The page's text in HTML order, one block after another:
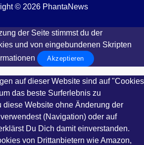
© 2026 PhantaNews
der Seite stimmst du der
und von eingebundenen Skripten
Akzeptieren
auf dieser Website sind auf "Cookies
das beste Surferlebnis zu
diese Website ohne Änderung der
(Navigation) oder auf
Du Dich damit einverstanden.
von Drittanbietern wie Amazon,